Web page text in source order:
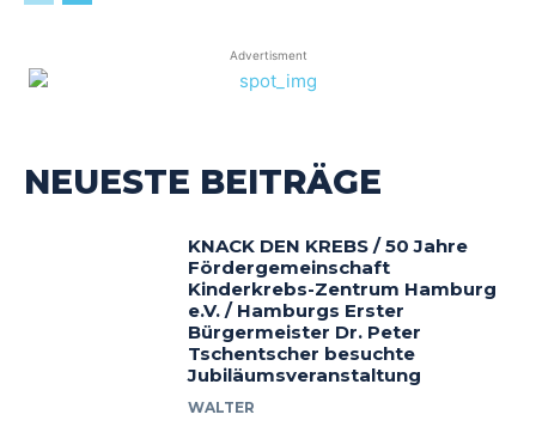
Advertisment
NEUESTE BEITRÄGE
KNACK DEN KREBS / 50 Jahre
Fördergemeinschaft
Kinderkrebs-Zentrum Hamburg
e.V. / Hamburgs Erster
Bürgermeister Dr. Peter
Tschentscher besuchte
Jubiläumsveranstaltung
WALTER